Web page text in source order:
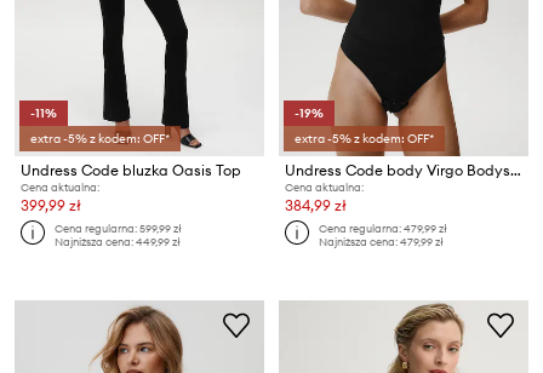
-11%
extra -5% z kodem: OFF*
Undress Code bluzka Oasis Top
Cena aktualna:
399,99 zł
Cena regularna:599,99 zł
Najniższa cena:449,99 zł
-19%
extra -5% z kodem: OFF*
Undress Code body Virgo Bodysuit Thong
Cena aktualna:
384,99 zł
Cena regularna:479,99 zł
Najniższa cena:479,99 zł